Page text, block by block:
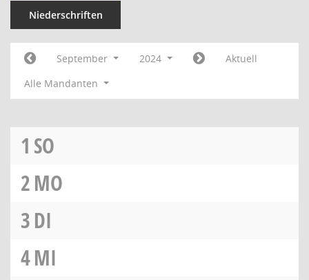
Niederschriften
September 2024
Aktuell
Alle Mandanten
1 SO
2MO
3DI
4MI